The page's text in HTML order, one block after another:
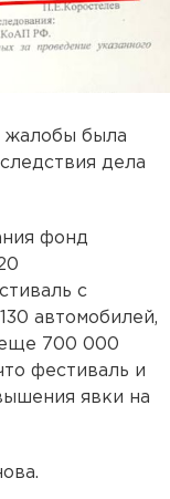
жалобы была
дела
фонд
с
автомобилей,
еще 700 000
фестиваль и
явки на